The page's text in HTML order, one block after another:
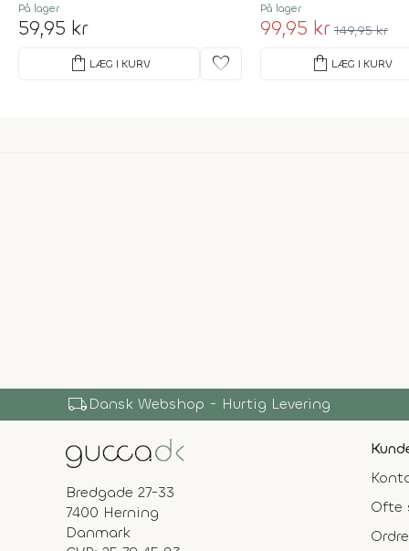
På lager
59,95 kr
shopping_bag LÆG I KURV favorite
På lager
99,95 kr 149,95 kr
shopping_bag LÆG I KURV
local_shippingDansk Webshop - Hurtig Levering
Ofte
Bredgade 27-33
7400 Herning
Danmark